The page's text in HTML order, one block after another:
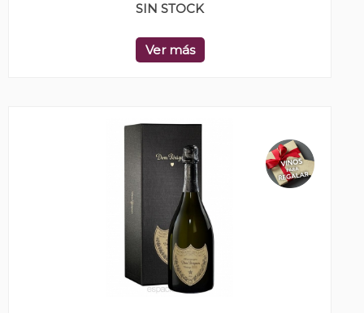
SIN STOCK
Ver más